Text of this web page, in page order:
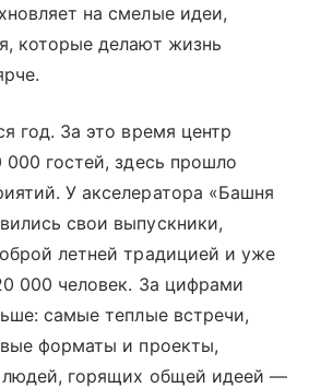
на смелые идеи,
которые делают жизнь
год. За это время центр
000 гостей, здесь прошло
У акселератора «Башня
свои выпускники,
летней традицией и уже
000 человек. За цифрами
самые теплые встречи,
форматы и проекты,
людей, горящих общей идеей —